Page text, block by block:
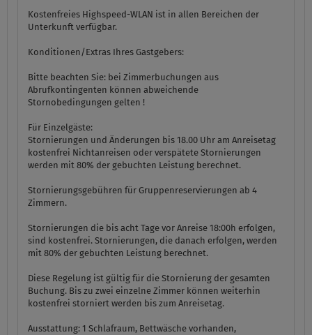
Kostenfreies Highspeed-WLAN ist in allen Bereichen der
Unterkunft verfügbar.
Konditionen/Extras Ihres Gastgebers:
Bitte beachten Sie: bei Zimmerbuchungen aus
Abrufkontingenten können abweichende
Stornobedingungen gelten !
Für Einzelgäste:
Stornierungen und Änderungen bis 18.00 Uhr am Anreisetag
kostenfrei Nichtanreisen oder verspätete Stornierungen
werden mit 80% der gebuchten Leistung berechnet.
Stornierungsgebühren für Gruppenreservierungen ab 4
Zimmern.
Stornierungen die bis acht Tage vor Anreise 18:00h erfolgen,
sind kostenfrei. Stornierungen, die danach erfolgen, werden
mit 80% der gebuchten Leistung berechnet.
Diese Regelung ist gültig für die Stornierung der gesamten
Buchung. Bis zu zwei einzelne Zimmer können weiterhin
kostenfrei storniert werden bis zum Anreisetag.
Ausstattung: 1 Schlafraum, Bettwäsche vorhanden,